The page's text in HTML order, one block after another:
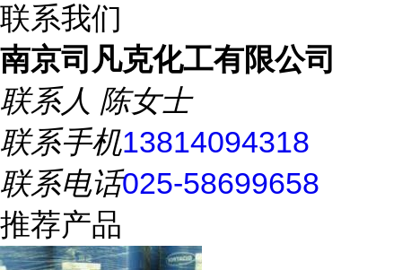
联系我们
南京司凡克化工有限公司
联系人 陈女士
联系手机13814094318
联系电话025-58699658
推荐产品